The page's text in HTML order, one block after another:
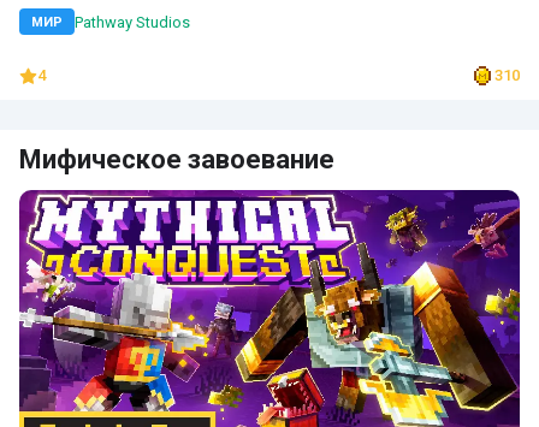
МИР Pathway Studios
4 310
Мифическое завоевание